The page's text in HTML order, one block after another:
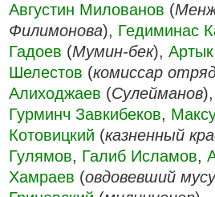
Августин Милованов (
Филимонова), Гедиминас
Гадоев (Мумин-бек),
Шелестов (комиссар
Алиходжаев (Сулейманов),
Гурминч Завкибеков,
Котовицкий (казненный
Гулямов, Галиб Исламов,
Хамраев (овдовевший